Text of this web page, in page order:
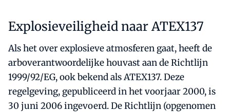
Explosieveiligheid naar ATEX137
Als het over explosieve atmosferen gaat, heeft de
arboverantwoordelijke houvast aan de Richtlijn
1999/92/EG, ook bekend als ATEX137. Deze
regelgeving, gepubliceerd in het voorjaar 2000, is
30 juni 2006 ingevoerd. De Richtlijn (opgenomen